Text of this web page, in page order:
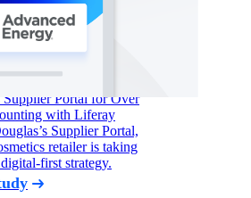
and improve
Supplier Portal for Over
with Liferay
Supplier Portal,
retailer is taking
first strategy.